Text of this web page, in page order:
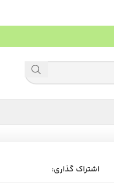
اشتراک گذاری: